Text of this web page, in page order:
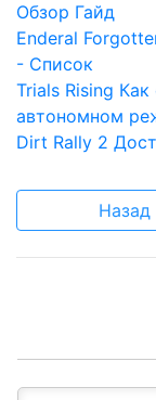
Обзор Гайд
Enderal
- Список
Trials Rising
автономном
Dirt Rally 2
Назад